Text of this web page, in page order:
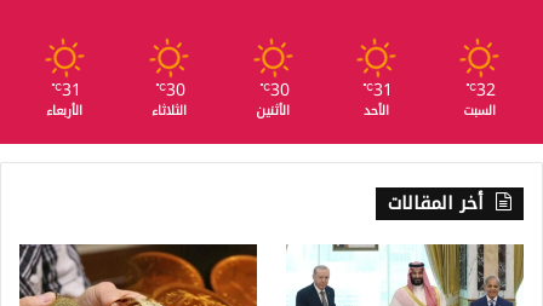
32
℃
السبت
31
℃
الأحد
30
℃
الأثنين
30
℃
الثلاثاء
31
℃
الأربعاء
أخر المقالات